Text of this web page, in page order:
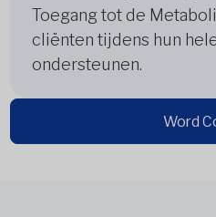
Toegang tot de
cliënten tijdens hun
ondersteunen.
Word